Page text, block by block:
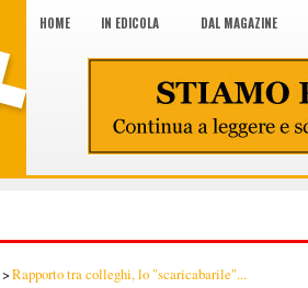
HOME IN EDICOLA DAL MAGAZINE
>Rapporto tra colleghi, lo "scaricabarile"...